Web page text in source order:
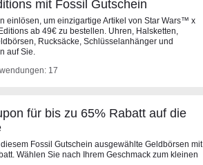
mit Fossil Gutschein
einlösen, um einzigartige Artikel von Star Wars™ x
ab 49€ zu bestellen. Uhren, Halsketten,
Rucksäcke, Schlüsselanhänger und
auf Sie.
17
für bis zu 65% Rabatt auf die
Fossil Gutschein ausgewählte Geldbörsen mit
Wählen Sie nach Ihrem Geschmack zum kleinen